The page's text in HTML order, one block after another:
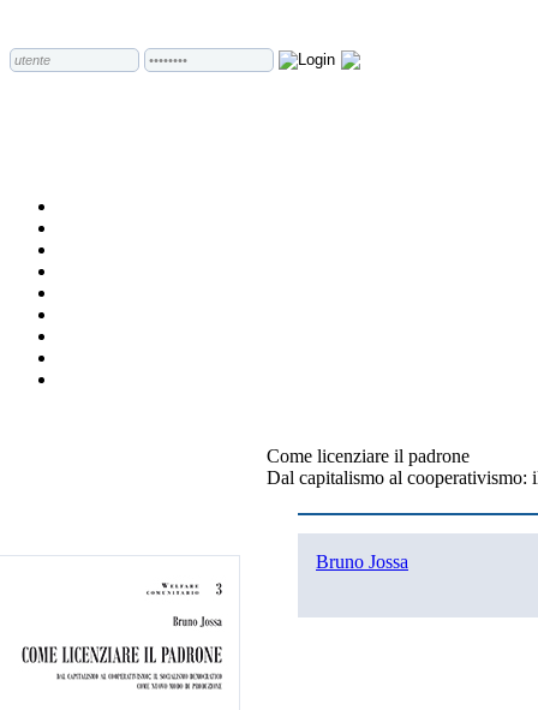
Come licenziare il padrone
Dal capitalismo al cooperativismo:
Bruno Jossa